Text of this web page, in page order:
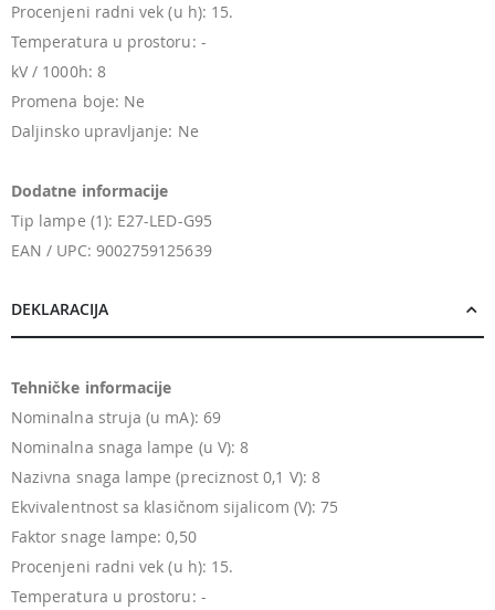
Procenjeni radni vek (u h): 15.
Temperatura u prostoru: -
kV / 1000h: 8
Promena boje: Ne
Daljinsko upravljanje: Ne
Dodatne informacije
Tip lampe (1): E27-LED-G95
EAN / UPC: 9002759125639
DEKLARACIJA
Tehničke informacije
Nominalna struja (u mA): 69
Nominalna snaga lampe (u V): 8
Nazivna snaga lampe (preciznost 0,1 V): 8
Ekvivalentnost sa klasičnom sijalicom (V): 75
Faktor snage lampe: 0,50
Procenjeni radni vek (u h): 15.
Temperatura u prostoru: -